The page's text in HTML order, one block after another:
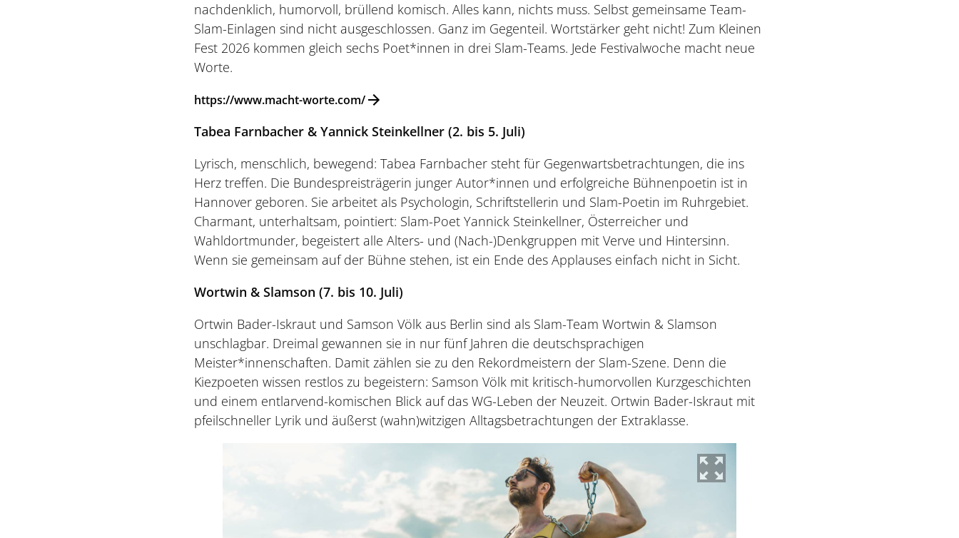
nachdenklich, humorvoll, brüllend komisch. Alles kann, nichts muss. Selbst gemeinsame Team-
Slam-Einlagen sind nicht ausgeschlossen. Ganz im Gegenteil. Wortstärker geht nicht! Zum Kleinen
Fest 2026 kommen gleich sechs Poet*innen in drei Slam-Teams. Jede Festivalwoche macht neue
Worte.
https://www.macht-worte.com/
Tabea Farnbacher & Yannick Steinkellner (2. bis 5. Juli)
Lyrisch, menschlich, bewegend: Tabea Farnbacher steht für Gegenwartsbetrachtungen, die ins
Herz treffen. Die Bundespreisträgerin junger Autor*innen und erfolgreiche Bühnenpoetin ist in
Hannover geboren. Sie arbeitet als Psychologin, Schriftstellerin und Slam-Poetin im Ruhrgebiet.
Charmant, unterhaltsam, pointiert: Slam-Poet Yannick Steinkellner, Österreicher und
Wahldortmunder, begeistert alle Alters- und (Nach-)Denkgruppen mit Verve und Hintersinn.
Wenn sie gemeinsam auf der Bühne stehen, ist ein Ende des Applauses einfach nicht in Sicht.
Wortwin & Slamson (7. bis 10. Juli)
Ortwin Bader-Iskraut und Samson Völk aus Berlin sind als Slam-Team Wortwin & Slamson
unschlagbar. Dreimal gewannen sie in nur fünf Jahren die deutschsprachigen
Meister*innenschaften. Damit zählen sie zu den Rekordmeistern der Slam-Szene. Denn die
Kiezpoeten wissen restlos zu begeistern: Samson Völk mit kritisch-humorvollen Kurzgeschichten
und einem entlarvend-komischen Blick auf das WG-Leben der Neuzeit. Ortwin Bader-Iskraut mit
pfeilschneller Lyrik und äußerst (wahn)witzigen Alltagsbetrachtungen der Extraklasse.